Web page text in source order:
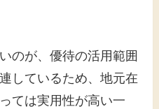
のが、優待の活用範囲
しているため、地元在
ては実用性が高い一